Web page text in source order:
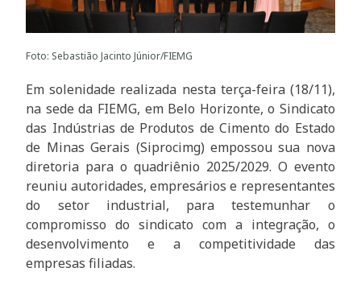
Foto: Sebastião Jacinto Júnior/FIEMG
Em solenidade realizada nesta terça-feira (18/11),
na sede da FIEMG, em Belo Horizonte, o Sindicato
das Indústrias de Produtos de Cimento do Estado
de Minas Gerais (Siprocimg) empossou sua nova
diretoria para o quadriênio 2025/2029. O evento
reuniu autoridades, empresários e representantes
do setor industrial, para testemunhar o
compromisso do sindicato com a integração, o
desenvolvimento e a competitividade das
empresas filiadas.